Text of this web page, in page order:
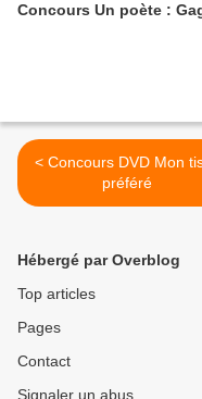
Concours Un poète :
< Concours DVD Mon tissu
préféré
Hébergé par Overblog
Top articles
Pages
Contact
Signaler un abus